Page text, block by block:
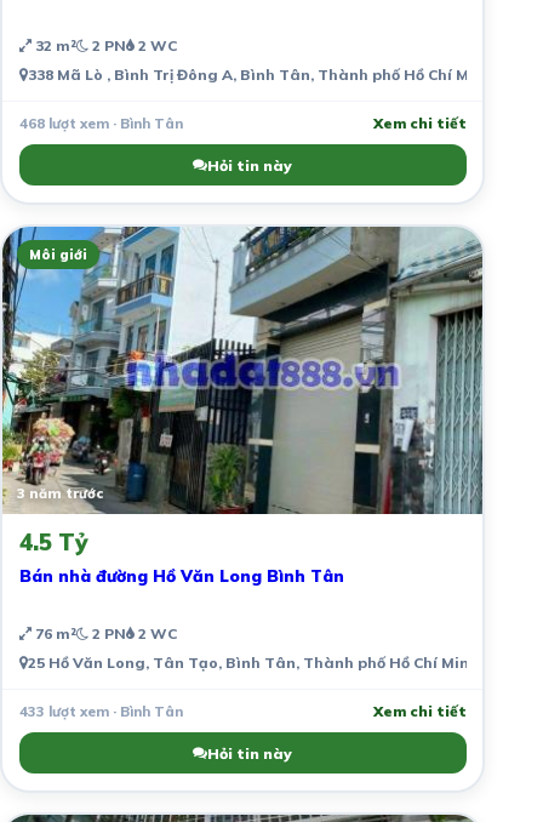
32 m² 2 PN 2 WC
338 Mã Lò , Bình Trị Đông A, Bình Tân, Thành phố Hồ Chí Minh, Việt
468 lượt xem · Bình Tân Xem chi tiết
Hỏi tin này
Môi giới
3 năm trước
4.5 Tỷ
Bán nhà đường Hồ Văn Long Bình Tân
76 m² 2 PN 2 WC
25 Hồ Văn Long, Tân Tạo, Bình Tân, Thành phố Hồ Chí Minh, Việt
433 lượt xem · Bình Tân Xem chi tiết
Hỏi tin này